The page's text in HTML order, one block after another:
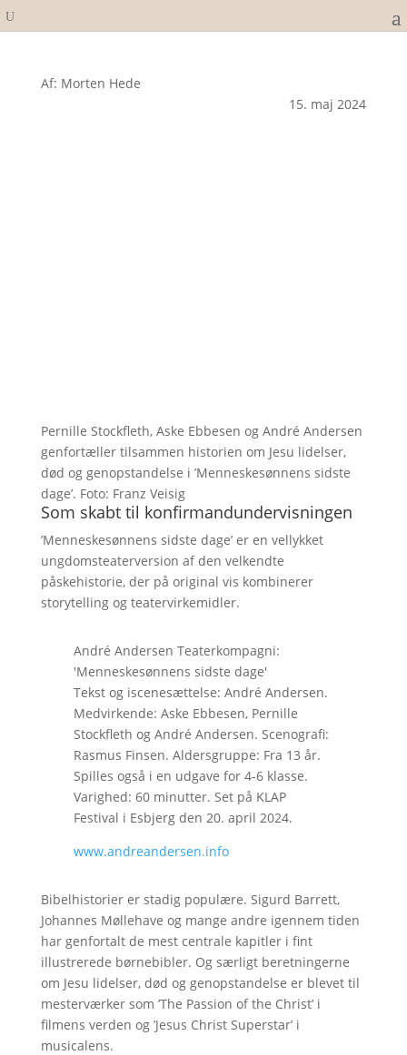
Af: Morten Hede
15. maj 2024
Pernille Stockfleth, Aske Ebbesen og André Andersen
genfortæller tilsammen historien om Jesu lidelser,
død og genopstandelse i ’Menneskesønnens sidste
dage’. Foto: Franz Veisig
Som skabt til konfirmandundervisningen
’Menneskesønnens sidste dage’ er en vellykket
ungdomsteaterversion af den velkendte
påskehistorie, der på original vis kombinerer
storytelling og teatervirkemidler.
André Andersen Teaterkompagni:
'Menneskesønnens sidste dage'
Tekst og iscenesættelse: André Andersen.
Medvirkende: Aske Ebbesen, Pernille
Stockfleth og André Andersen. Scenografi:
Rasmus Finsen. Aldersgruppe: Fra 13 år.
Spilles også i en udgave for 4-6 klasse.
Varighed: 60 minutter. Set på KLAP
Festival i Esbjerg den 20. april 2024.
www.andreandersen.info
Bibelhistorier er stadig populære. Sigurd Barrett,
Johannes Møllehave og mange andre igennem tiden
har genfortalt de mest centrale kapitler i fint
illustrerede børnebibler. Og særligt beretningerne
om Jesu lidelser, død og genopstandelse er blevet til
mesterværker som ’The Passion of the Christ’ i
filmens verden og ’Jesus Christ Superstar’ i
musicalens.